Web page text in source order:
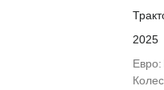
2025
Евро